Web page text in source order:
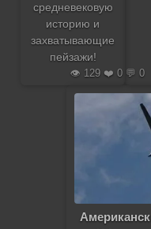
средневековую
историю и
захватывающие
пейзажи!
👁️ 129 ❤️ 0 💬 0